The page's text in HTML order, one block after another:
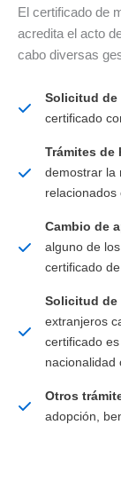
El certificado de
acredita el acto
cabo diversas
Solicitud de
certificado
Trámites de
demostrar la
relacionados
Cambio de
alguno de
certificado
Solicitud de
extranjeros
certificado
nacionalidad
Otros
adopción,